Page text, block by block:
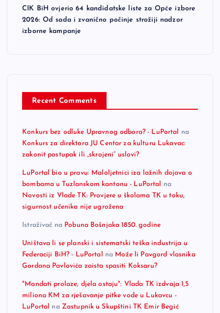
CIK BiH ovjerio 64 kandidatske liste za Opće izbore
2026: Od sada i zvanično počinje strožiji nadzor
izborne kampanje
Recent Comments
Konkurs bez odluke Upravnog odbora? - LuPortal
na
Konkurs za direktora JU Centar za kulturu Lukavac:
zakonit postupak ili „skrojeni“ uslovi?
LuPortal bio u pravu: Maloljetnici iza lažnih dojava o
bombama u Tuzlanskom kantonu - LuPortal
na
Novosti iz Vlade TK: Provjere u školama TK u toku,
sigurnost učenika nije ugrožena
Istraživač na Pobuna Bošnjaka 1850. godine
Uništava li se planski i sistematski teška industrija u
Federaciji BiH? - LuPortal
na Može li Pavgord vlasnika
Gordana Pavlovića zaista spasiti Koksaru?
"Mandati prolaze, djela ostaju": Vlada TK izdvaja 1,5
miliona KM za rješavanje pitke vode u Lukavcu -
LuPortal na Zastupnik u Skupštini TK Emir Begić